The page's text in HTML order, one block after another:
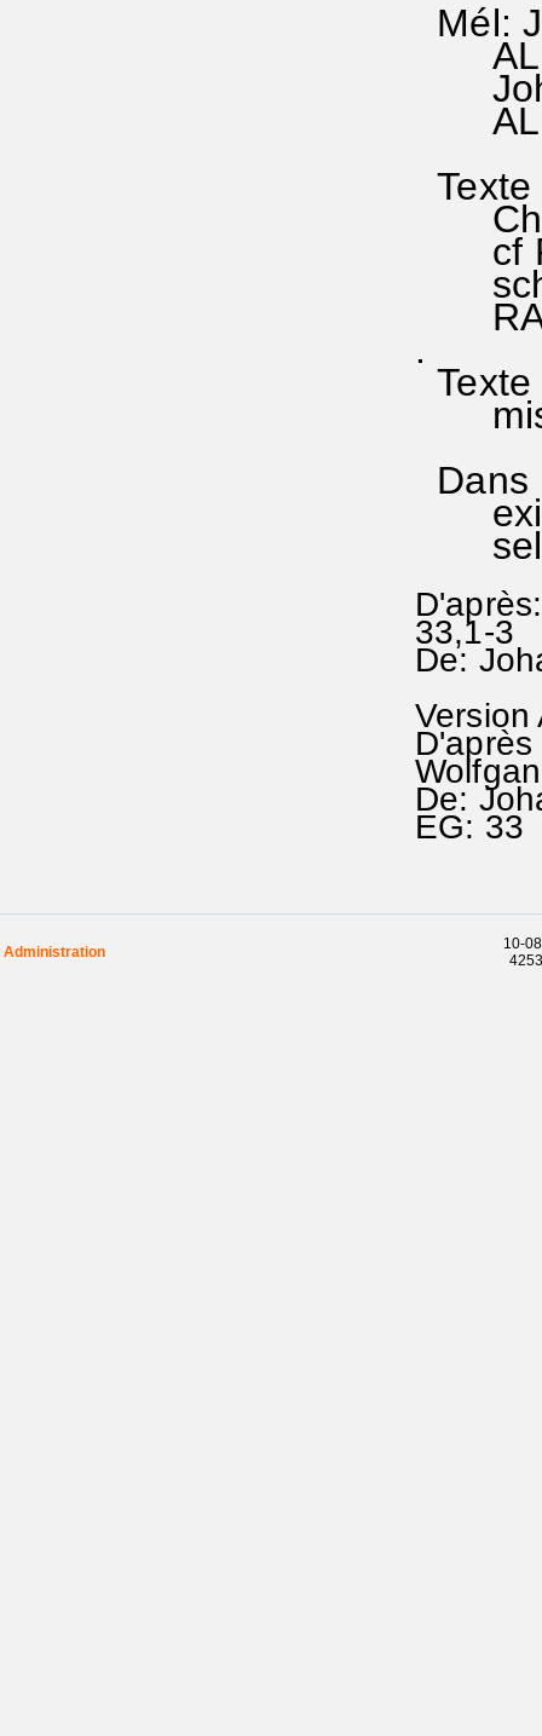
Mél:
AL
AL
cf
RA
.
mise
Dans
33,1-3
De:
Version
De:
EG: 33
Administration
10-